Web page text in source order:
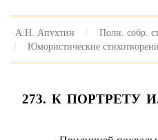
А.Н. Апухтин
Полн. собр.
Юмористические
273. К ПОРТРЕТУ